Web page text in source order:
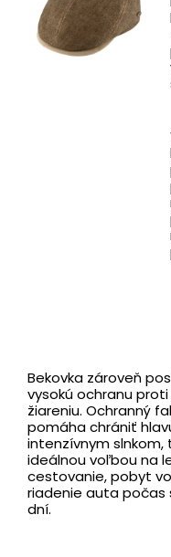
Bekovka zároveň
vysokú ochranu
žiareniu. Ochranný
pomáha chrániť
intenzívnym slnkom,
ideálnou voľbou na
cestovanie, pobyt
riadenie auta počas
dní.